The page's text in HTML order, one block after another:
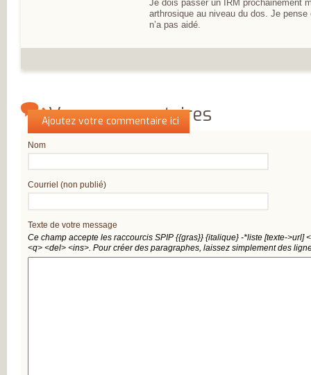
PAS...
L’ARTHROSE
L’ARTHROSE SE
LA RECHERCHE
LES FACTEURS
LES
NON
D’ARTHROSE
DOULEUR ET
ARTHROSE
Je dois passer un IRM prochainement
arthrosique au niveau du dos. Je pense
n’a pas aidé.
Vos commentaires
Qui êtes-vous ?
Nom
Courriel (non publié)
Ajoutez votre commentaire ici
Texte de votre message
Ce champ accepte les raccourcis SPIP {{gras}} {italique} -*liste [texte->url]
<q> <del> <ins>. Pour créer des paragraphes, laissez simplement des